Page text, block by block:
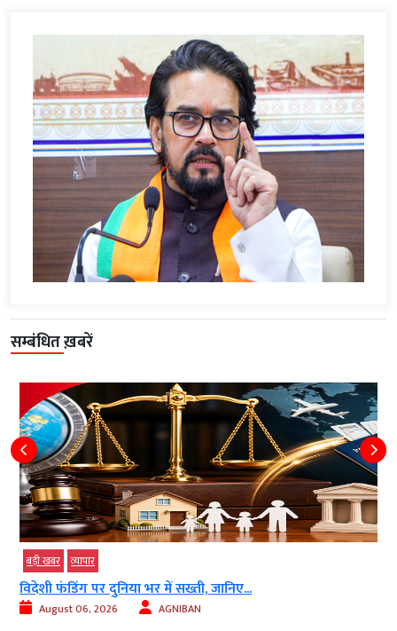
सम्बंधित ख़बरें
बड़ी खबर व्‍यापार
विदेशी फंडिंग पर दुनिया भर में सख्ती, जानिए...
August 06, 2026 AGNIBAN